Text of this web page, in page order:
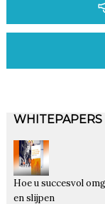
WHITEPAPERS
Hoe u succesvol
en slijpen